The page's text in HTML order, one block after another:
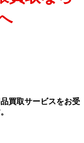
買取サービスをお受